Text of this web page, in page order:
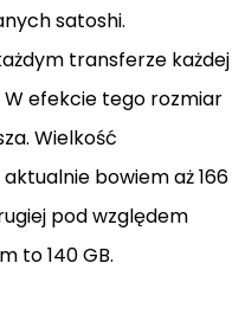
satoshi.
transferze każdej
efekcie tego rozmiar
Wielkość
bowiem aż 166
pod względem
to 140 GB.